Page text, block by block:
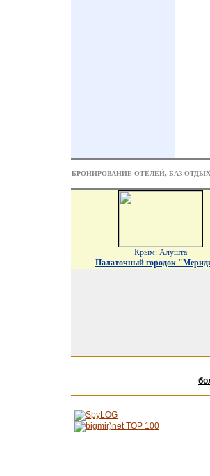
БРОНИРОВАНИЕ ОТЕЛЕЙ, БАЗ
Крым: Алушта
Палаточный городок